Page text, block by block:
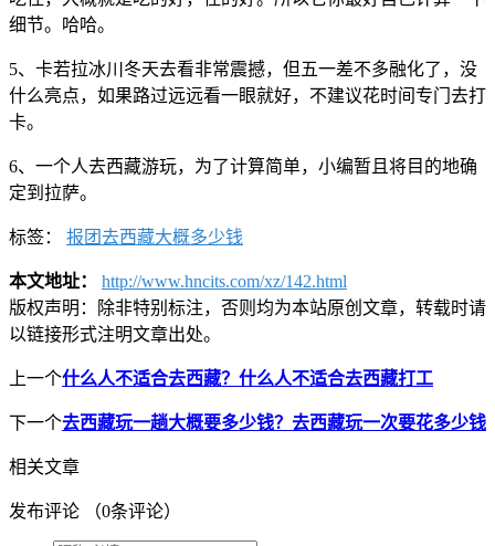
细节。哈哈。
5、卡若拉冰川冬天去看非常震撼，但五一差不多融化了，没
什么亮点，如果路过远远看一眼就好，不建议花时间专门去打
卡。
6、一个人去西藏游玩，为了计算简单，小编暂且将目的地确
定到拉萨。
标签： 报团去西藏大概多少钱
本文地址：
http://www.hncits.com/xz/142.html
版权声明：
除非特别标注，否则均为本站原创文章，转载时请
以链接形式注明文章出处。
上一个什么人不适合去西藏？什么人不适合去西藏打工
下一个去西藏玩一趟大概要多少钱？去西藏玩一次要花多少钱
相关文章
发布评论 （0条评论）